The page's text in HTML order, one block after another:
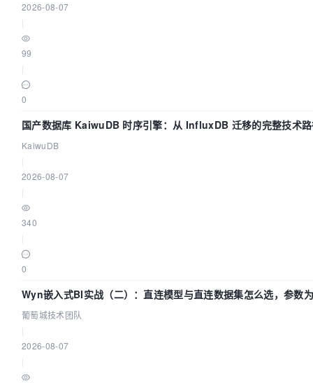
2026-08-07
99
0
国产数据库 KaiwuDB 时序引擎：从 InfluxDB 迁移的完整技术
KaiwuDB
2026-08-07
340
0
Wyn嵌入式BI实战（二）：直连模型与直连数据集怎么选，参数
团队
葡萄城技术团队
2026-08-07